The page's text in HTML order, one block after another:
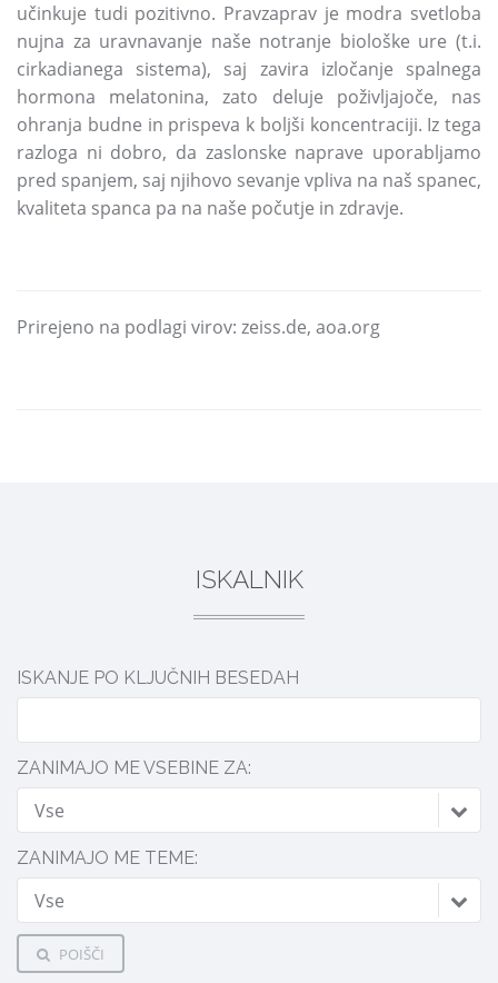
učinkuje tudi pozitivno. Pravzaprav je modra svetloba
nujna za uravnavanje naše notranje biološke ure (t.i.
cirkadianega sistema), saj zavira izločanje spalnega
hormona melatonina, zato deluje poživljajoče, nas
ohranja budne in prispeva k boljši koncentraciji. Iz tega
razloga ni dobro, da zaslonske naprave uporabljamo
pred spanjem, saj njihovo sevanje vpliva na naš spanec,
kvaliteta spanca pa na naše počutje in zdravje.
Prirejeno na podlagi virov: zeiss.de, aoa.org
ISKALNIK
ISKANJE PO KLJUČNIH BESEDAH
ZANIMAJO ME VSEBINE ZA:
Vse
ZANIMAJO ME TEME:
Vse
POIŠČI